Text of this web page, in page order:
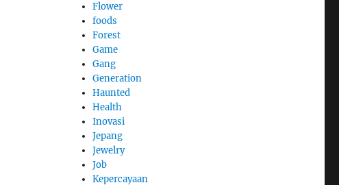
Flower
foods
Forest
Game
Gang
Generation
Haunted
Health
Inovasi
Jepang
Jewelry
Job
Kepercayaan